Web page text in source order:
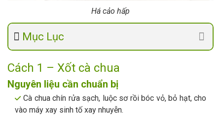
Há cảo hấp
Mục Lục
Cách 1 – Xốt cà chua
Nguyên liệu cần chuẩn bị
Cà chua chín rửa sạch, luộc sơ rồi bóc vỏ, bỏ hạt, cho
vào máy xay sinh tố xay nhuyễn.